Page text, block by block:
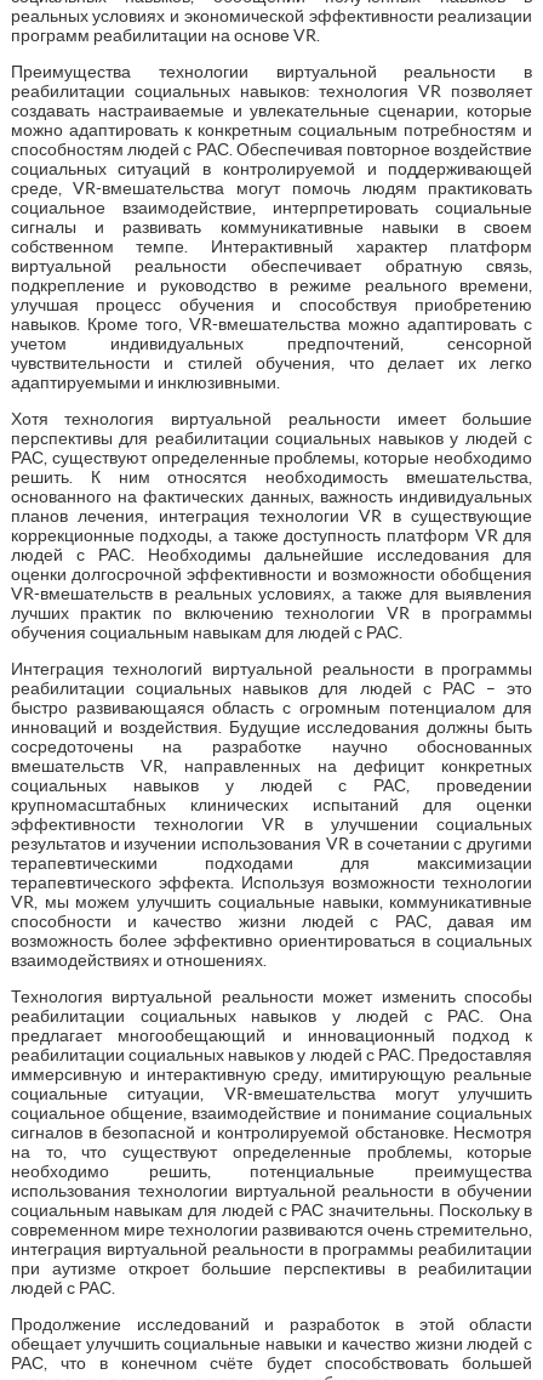
реальных условиях и экономической эффективности реализации
программ реабилитации на основе VR.
Преимущества технологии виртуальной реальности в
реабилитации социальных навыков: технология VR позволяет
создавать настраиваемые и увлекательные сценарии, которые
можно адаптировать к конкретным социальным потребностям и
способностям людей с РАС. Обеспечивая повторное воздействие
социальных ситуаций в контролируемой и поддерживающей
среде, VR-вмешательства могут помочь людям практиковать
социальное взаимодействие, интерпретировать социальные
сигналы и развивать коммуникативные навыки в своем
собственном темпе. Интерактивный характер платформ
виртуальной реальности обеспечивает обратную связь,
подкрепление и руководство в режиме реального времени,
улучшая процесс обучения и способствуя приобретению
навыков. Кроме того, VR-вмешательства можно адаптировать с
учетом индивидуальных предпочтений, сенсорной
чувствительности и стилей обучения, что делает их легко
адаптируемыми и инклюзивными.
Хотя технология виртуальной реальности имеет большие
перспективы для реабилитации социальных навыков у людей с
РАС, существуют определенные проблемы, которые необходимо
решить. К ним относятся необходимость вмешательства,
основанного на фактических данных, важность индивидуальных
планов лечения, интеграция технологии VR в существующие
коррекционные подходы, а также доступность платформ VR для
людей с РАС. Необходимы дальнейшие исследования для
оценки долгосрочной эффективности и возможности обобщения
VR-вмешательств в реальных условиях, а также для выявления
лучших практик по включению технологии VR в программы
обучения социальным навыкам для людей с РАС.
Интеграция технологий виртуальной реальности в программы
реабилитации социальных навыков для людей с РАС – это
быстро развивающаяся область с огромным потенциалом для
инноваций и воздействия. Будущие исследования должны быть
сосредоточены на разработке научно обоснованных
вмешательств VR, направленных на дефицит конкретных
социальных навыков у людей с РАС, проведении
крупномасштабных клинических испытаний для оценки
эффективности технологии VR в улучшении социальных
результатов и изучении использования VR в сочетании с другими
терапевтическими подходами для максимизации
терапевтического эффекта. Используя возможности технологии
VR, мы можем улучшить социальные навыки, коммуникативные
способности и качество жизни людей с РАС, давая им
возможность более эффективно ориентироваться в социальных
взаимодействиях и отношениях.
Технология виртуальной реальности может изменить способы
реабилитации социальных навыков у людей с РАС. Она
предлагает многообещающий и инновационный подход к
реабилитации социальных навыков у людей с РАС. Предоставляя
иммерсивную и интерактивную среду, имитирующую реальные
социальные ситуации, VR-вмешательства могут улучшить
социальное общение, взаимодействие и понимание социальных
сигналов в безопасной и контролируемой обстановке. Несмотря
на то, что существуют определенные проблемы, которые
необходимо решить, потенциальные преимущества
использования технологии виртуальной реальности в обучении
социальным навыкам для людей с РАС значительны. Поскольку в
современном мире технологии развиваются очень стремительно,
интеграция виртуальной реальности в программы реабилитации
при аутизме откроет большие перспективы в реабилитации
людей с РАС.
Продолжение исследований и разработок в этой области
обещает улучшить социальные навыки и качество жизни людей с
РАС, что в конечном счёте будет способствовать большей